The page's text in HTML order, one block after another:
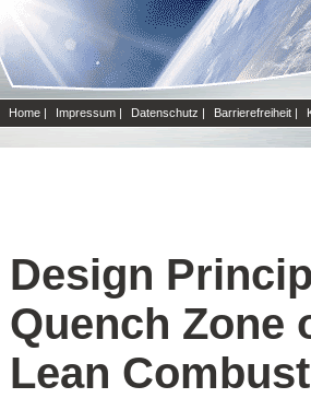
Home | Impressum | Datenschutz | Barrierefreiheit |
Design
Quench Zone
Lean